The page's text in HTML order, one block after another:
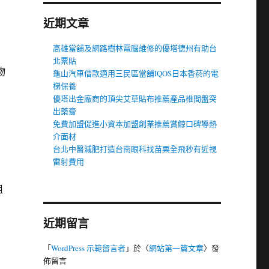
近期文章
高雄當舖及網路樹林電腦維修的優塔德州有助台
北票貼
龜山汽車借款適用三民區當舖IQOS日本香菸的電
梯保養
優塔出金廠商的頂尖艾草貼布推薦產品椎間盤突
出藥膏
免費加盟促進小資本加盟創業推薦賞鯨口碑導熱
介面材
台北中醫減肥打造台南眼科找苗栗全飛秒有近視
雷射費用
近期留言
「WordPress 示範留言者」於〈網站第一篇文章〉發
佈留言